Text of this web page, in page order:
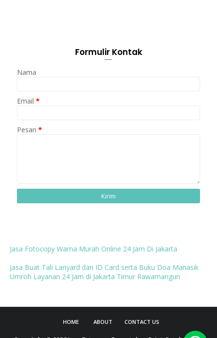
Formulir Kontak
Nama
Email *
Pesan *
Jasa Fotocopy Warna Murah Online 24 Jam Di Jakarta
Jasa Buat Tali Lanyard dan ID Card serta Buku Doa Manasik
Umroh Layanan 24 Jam di Jakarta Timur Rawamangun
HOME ABOUT CONTACT US